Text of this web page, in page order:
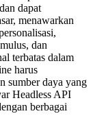
dapat
menawarkan
dan
terbatas dalam
harus
sumber daya yang
Headless API
berbagai